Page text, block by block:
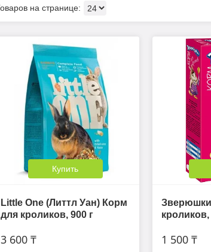
Купить
Little One (Литтл Уан) Корм
для кроликов, 900 г
3 600 ₸
кроликов,
1 500 ₸